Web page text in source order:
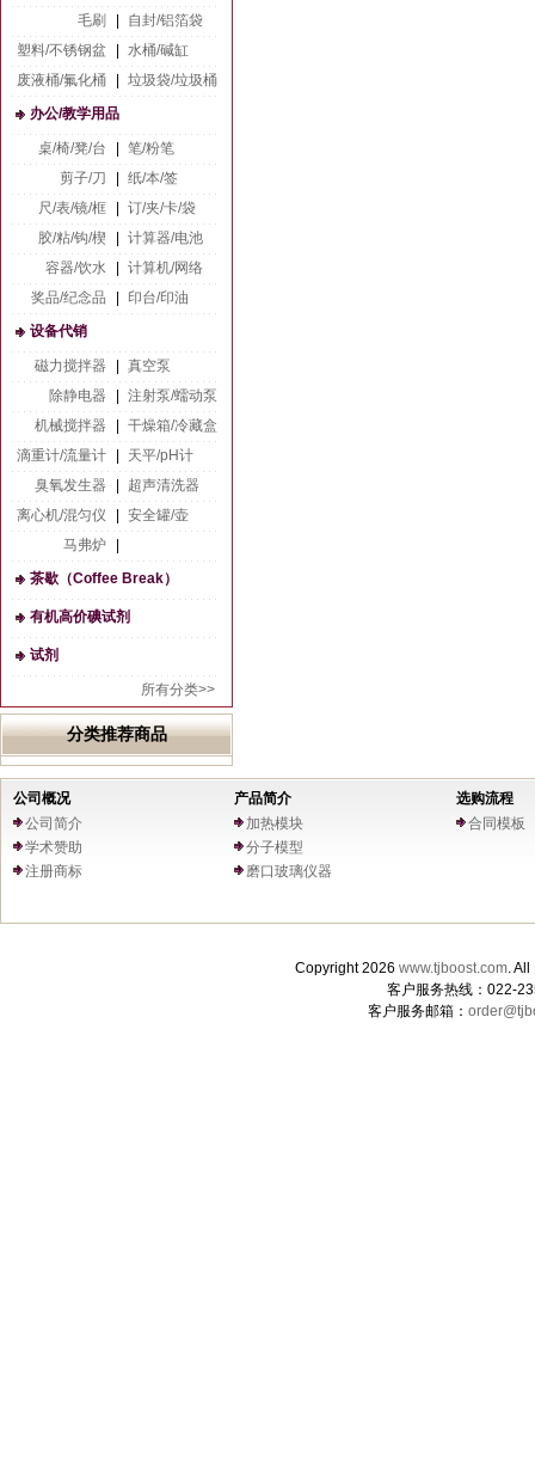
毛刷
自封/铝箔袋
塑料/不锈钢盆
水桶/碱缸
废液桶/氟化桶
垃圾袋/垃圾桶
办公/教学用品
桌/椅/凳/台
笔/粉笔
剪子/刀
纸/本/签
尺/表/镜/框
订/夹/卡/袋
胶/粘/钩/楔
计算器/电池
容器/饮水
计算机/网络
奖品/纪念品
印台/印油
设备代销
磁力搅拌器
真空泵
除静电器
注射泵/蠕动泵
机械搅拌器
干燥箱/冷藏盒
滴重计/流量计
天平/pH计
臭氧发生器
超声清洗器
离心机/混匀仪
安全罐/壶
马弗炉
茶歇（Coffee Break）
有机高价碘试剂
试剂
所有分类>>
分类推荐商品
公司概况
公司简介
学术赞助
注册商标
产品简介
加热模块
分子模型
磨口玻璃仪器
选购流程
合同模板
Copyright 2026 www.tjboost.com.
客户服务热线：022-
客户服务邮箱：